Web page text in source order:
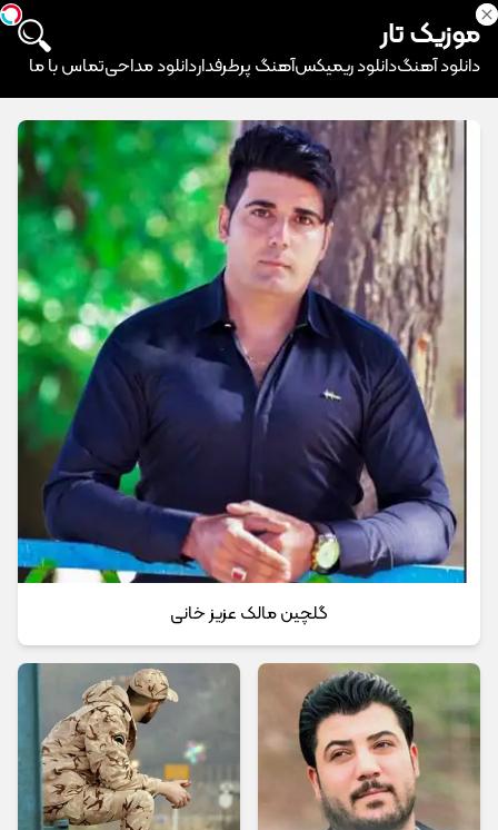
موزیک تار
دانلود آهنگدانلود ریمیکسآهنگ پرطرفداردانلود مداحیتماس با ما
گلچین مالک عزیز خانی